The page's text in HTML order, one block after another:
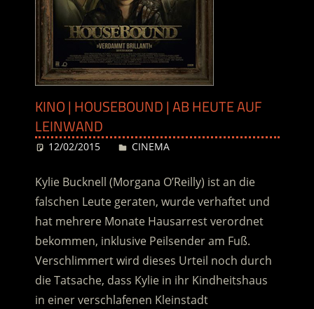
KINO | HOUSEBOUND | AB HEUTE AUF
LEINWAND
12/02/2015 Desiree
CINEMA
Kylie Bucknell (Morgana O’Reilly) ist an die
falschen Leute geraten, wurde verhaftet und
hat mehrere Monate Hausarrest verordnet
bekommen, inklusive Peilsender am Fuß.
Verschlimmert wird dieses Urteil noch durch
die Tatsache, dass Kylie in ihr Kindheitshaus
in einer verschlafenen Kleinstadt